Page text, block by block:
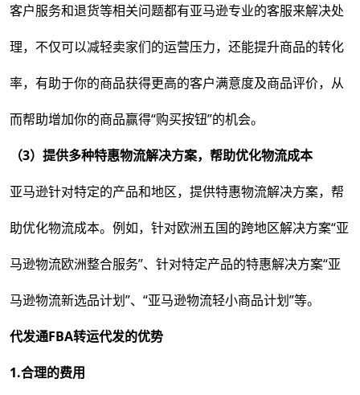
客户服务和退货等相关问题都有亚马逊专业的客服来解决处
理，不仅可以减轻卖家们的运营压力，还能提升商品的转化
率，有助于你的商品获得更高的客户满意度及商品评价，从
而帮助增加你的商品赢得“购买按钮”的机会。
（3）提供多种特惠物流解决方案，帮助优化物流成本
亚马逊针对特定的产品和地区，提供特惠物流解决方案，帮
助优化物流成本。例如，针对欧洲五国的跨地区解决方案“亚
马逊物流欧洲整合服务”、针对特定产品的特惠解决方案“亚
马逊物流新选品计划”、“亚马逊物流轻小商品计划”等。
代发通FBA转运代发的优势
1.合理的费用